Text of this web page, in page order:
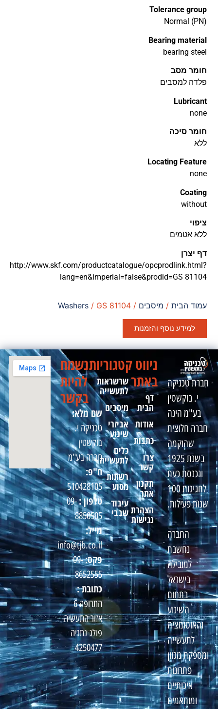
Tolerance group
Normal (PN)
Bearing material
bearing steel
חומר מסב
פלדה למסבים
Lubricant
none
חומר סיכה
ללא
Locating Feature
none
Coating
without
ציפוי
ללא אטמים
דף יצרן
http://www.skf.com/productcatalogue/opcprodlink.html?
lang=en&imperial=false&prodid=GS 81104
עמוד הבית / מיסבים /
Washers/ GS 81104
למידע נוסף והזמנות
חברת טכניקה
י. בוקשטין
בע"מ הינה
חברה חלוצית
שהוקמה
בשנת 1925
ונכנסת כעת
לחגיגות 100
שנות פעילות.
החברה
נחשבת
למובילה
בישראל
בתחום
השינוע
והאוטומציה
לתעשייה
ומספקת מגוון
פתרונות
איכותיים
ומותאמים
ניווט
באתר
דף
הבית
אודות
כתבות
צרו
קשר
תקנון
אתר
הצהרת
נגישות
קטגוריות
שרשראות
לתעשייה
מיסבים
אביזרי
שינוע
כלים
לתעשייה
רשתות
מסוע
עיבוד
שבבי
נשמח
להיות
בקשר
שם מלא:
טכניקה י.
בוקשטין
חברה בע"מ
ח"פ:
510428105
טלפון :09-
8850505
מייל:
info@tjb.co.il
פקס:09-
8652555
כתובת :
התרופה 6
אזור התעשיה
פולג נתניה
4250477